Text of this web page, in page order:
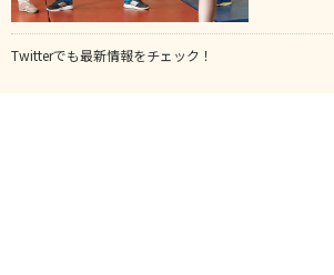
Twitterでも最新情報をチェック！